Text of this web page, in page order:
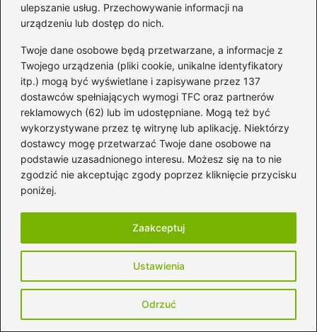
ulepszanie usług. Przechowywanie informacji na
urządzeniu lub dostęp do nich.
Twoje dane osobowe będą przetwarzane, a informacje z
Twojego urządzenia (pliki cookie, unikalne identyfikatory
itp.) mogą być wyświetlane i zapisywane przez 137
dostawców spełniających wymogi TFC oraz partnerów
reklamowych (62) lub im udostępniane. Mogą też być
wykorzystywane przez tę witrynę lub aplikację. Niektórzy
dostawcy mogę przetwarzać Twoje dane osobowe na
podstawie uzasadnionego interesu. Możesz się na to nie
zgodzić nie akceptując zgody poprzez kliknięcie przycisku
poniżej.
Ustawienia
Odrzuć
Zaakceptuj
Adres email *
Witryna internetowa
Zapamiętaj moje dane w tej przeglądarce
Poczytaj więcej